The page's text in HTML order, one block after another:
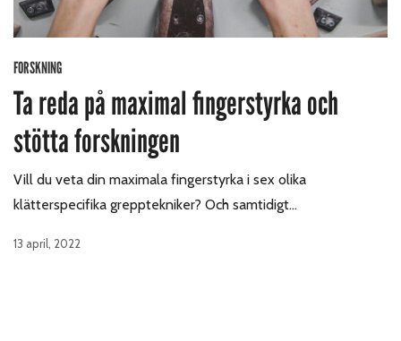
FORSKNING
Ta reda på maximal fingerstyrka och
stötta forskningen
Vill du veta din maximala fingerstyrka i sex olika
klätterspecifika grepptekniker? Och samtidigt…
13 april, 2022